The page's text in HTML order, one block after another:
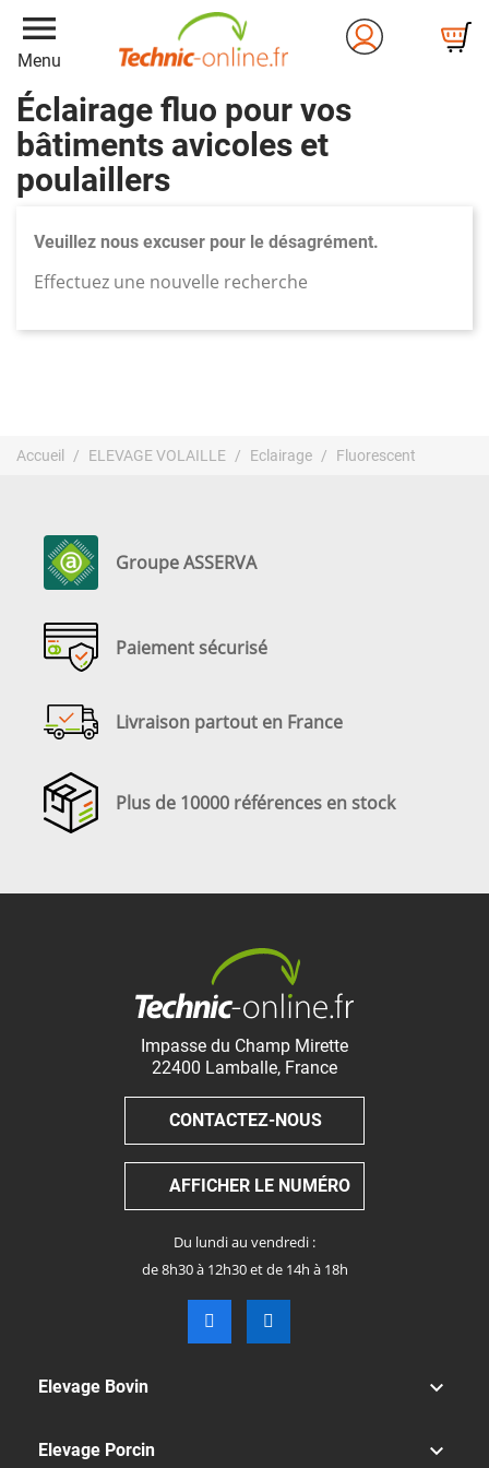
menu
Menu
Éclairage fluo pour vos
bâtiments avicoles et
poulaillers
Veuillez nous excuser pour le désagrément.
Effectuez une nouvelle recherche
Accueil ELEVAGE VOLAILLE Eclairage Fluorescent
Groupe ASSERVA
Paiement sécurisé
Livraison partout en France
Plus de 10000 références en stock
Impasse du Champ Mirette
22400 Lamballe, France
CONTACTEZ-NOUS
AFFICHER LE NUMÉRO
Du lundi au vendredi :
de 8h30 à 12h30 et de 14h à 18h
Elevage Bovin 
Elevage Porcin 